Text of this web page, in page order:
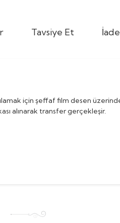
Tavsiye Et
için şeffaf film desen
alınarak transfer gerçekleşir.